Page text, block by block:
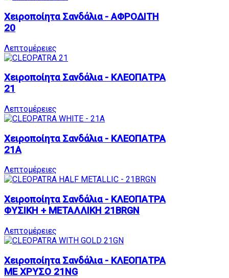
Χειροποίητα Σανδάλια - ΑΦΡΟΔΙΤΗ
20
Λεπτομέρειες
Χειροποίητα Σανδάλια - ΚΛΕΟΠΑΤΡΑ
21
Λεπτομέρειες
Χειροποίητα Σανδάλια - ΚΛΕΟΠΑΤΡΑ
21A
Λεπτομέρειες
Χειροποίητα Σανδάλια - ΚΛΕΟΠΑΤΡΑ
ΦΥΣΙΚΗ + ΜΕΤΑΛΛΙΚΗ 21BRGN
Λεπτομέρειες
Χειροποίητα Σανδάλια - ΚΛΕΟΠΑΤΡΑ
ΜΕ ΧΡΥΣΟ 21NG